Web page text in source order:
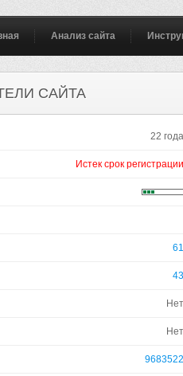
Анализ сайта
САЙТА
22 года
Истек срок регистрации
61
43
Нет
Нет
9683522